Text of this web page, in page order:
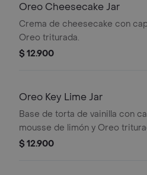
Oreo Cheesecake Jar
Crema de cheesecake con
Oreo triturada.
$ 12.900
Oreo Key Lime Jar
Base de torta de vainilla con
mousse de limón y Oreo
$ 12.900